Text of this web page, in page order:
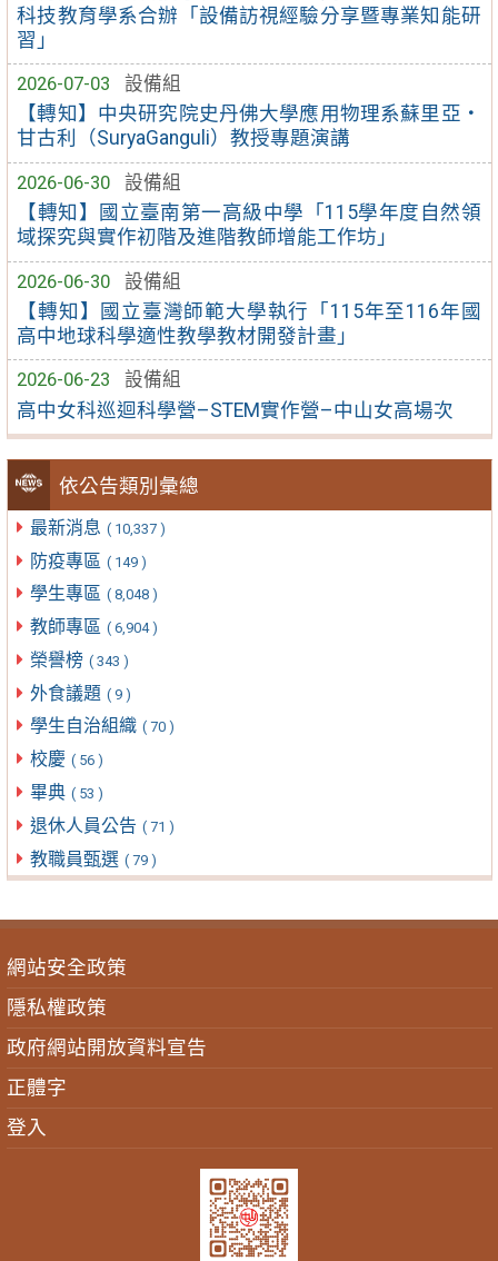
科技教育學系合辦「設備訪視經驗分享暨專業知能研
習」
2026-07-03
設備組
【轉知】中央研究院史丹佛大學應用物理系蘇里亞・
甘古利（SuryaGanguli）教授專題演講
2026-06-30
設備組
【轉知】國立臺南第一高級中學「115學年度自然領
域探究與實作初階及進階教師增能工作坊」
2026-06-30
設備組
【轉知】國立臺灣師範大學執行「115年至116年國
高中地球科學適性教學教材開發計畫」
2026-06-23
設備組
高中女科巡迴科學營–STEM實作營–中山女高場次
依公告類別彙總
最新消息 ( 10,337 )
防疫專區 ( 149 )
學生專區 ( 8,048 )
教師專區 ( 6,904 )
榮譽榜 ( 343 )
外食議題 ( 9 )
學生自治組織 ( 70 )
校慶 ( 56 )
畢典 ( 53 )
退休人員公告 ( 71 )
教職員甄選 ( 79 )
網站安全政策
隱私權政策
政府網站開放資料宣告
正體字
登入